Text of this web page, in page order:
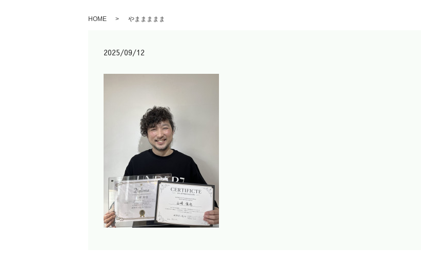
HOME やままままま
2025/09/12